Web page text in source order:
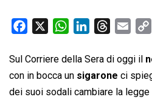
c
e
b
W
a
t
s
n
k
e
r
e
a
a
i
l
Sul Corriere della Sera di oggi il
con in bocca un sigarone ci
dei suoi sodali cambiare la legge